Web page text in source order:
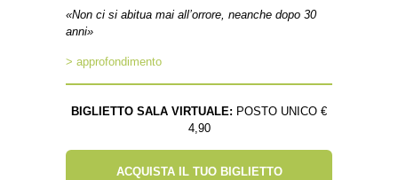
«Non ci si abitua mai all’orrore, neanche dopo 30
anni»
> approfondimento
BIGLIETTO SALA VIRTUALE: POSTO UNICO €
4,90
ACQUISTA IL TUO BIGLIETTO